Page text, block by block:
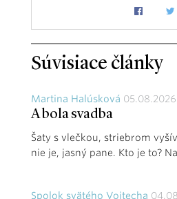
Súvisiace články
Martina Halúsková 05.08.2026
A bola svadba
Šaty s vlečkou, striebrom
nie je, jasný pane. Kto je to?
Spolok svätého Vojtecha